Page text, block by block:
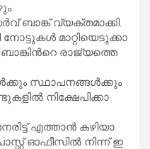
ബാ​ങ്ക് വ്യ​ക്ത​മാ​ക്കി.
മാ​റ്റി​യെ​ടു​ക്കാ​
രാ​ജ്യ​ത്തെ
സ്ഥാ​പ​ന​ങ്ങ​ൾ​ക്കും
നി​ക്ഷേ​പി​ക്കാ​
എ​ത്താ​ൻ ക​ഴി​യാ​
ഓ​ഫീ​സി​ൽ നി​ന്ന് ഇ​